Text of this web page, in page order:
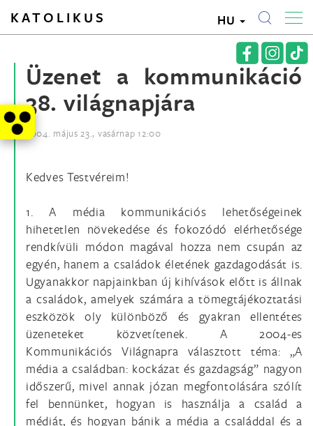
KATOLIKUS HU
Üzenet a kommunikáció
38. világnapjára
2004. május 23., vasárnap 12:00
Kedves Testvéreim!
1. A média kommunikációs lehetőségeinek
hihetetlen növekedése és fokozódó elérhetősége
rendkívüli módon magával hozza nem csupán az
egyén, hanem a családok életének gazdagodását is.
Ugyanakkor napjainkban új kihívások előtt is állnak
a családok, amelyek számára a tömegtájékoztatási
eszközök oly különböző és gyakran ellentétes
üzeneteket közvetítenek. A 2004-es
Kommunikációs Világnapra választott téma: „A
média a családban: kockázat és gazdagság” nagyon
időszerű, mivel annak józan megfontolására szólít
fel bennünket, hogyan is használja a család a
médiát, és hogyan bánik a média a családdal és a